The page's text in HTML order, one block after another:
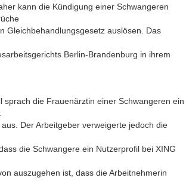
kann die Kündigung einer Schwangeren
Gleichbehandlungsgesetz auslösen. Das
Berlin-Brandenburg in ihrem
sprach die Frauenärztin einer Schwangeren ein
Der Arbeitgeber verweigerte jedoch die
die Schwangere ein Nutzerprofil bei XING
auszugehen ist, dass die Arbeitnehmerin